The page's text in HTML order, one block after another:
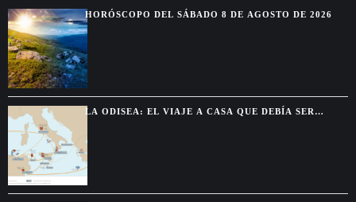
HORÓSCOPO DEL SÁBADO 8 DE AGOSTO DE 2026
LA ODISEA: EL VIAJE A CASA QUE DEBÍA SER